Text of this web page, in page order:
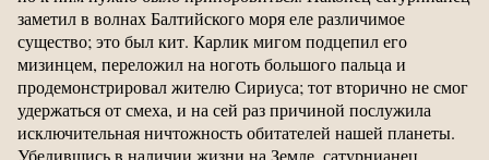
заметил в волнах Балтийского моря еле различимое
существо; это был кит. Карлик мигом подцепил его
мизинцем, переложил на ноготь большого пальца и
продемонстрировал жителю Сириуса; тот вторично не смог
удержаться от смеха, и на сей раз причиной послужила
исключительная ничтожность обитателей нашей планеты.
Убедившись в наличии жизни на Земле, сатурнианец